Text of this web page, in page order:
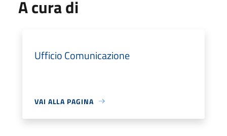
A cura di
Ufficio Comunicazione
VAI ALLA PAGINA